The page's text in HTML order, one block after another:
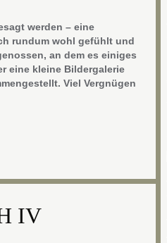
werden – eine
rundum wohl gefühlt und
an dem es einiges
eine kleine Bildergalerie
Viel Vergnügen
IV